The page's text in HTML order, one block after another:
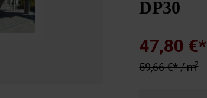
DP30
47,80 €*
59,66 €* / m2